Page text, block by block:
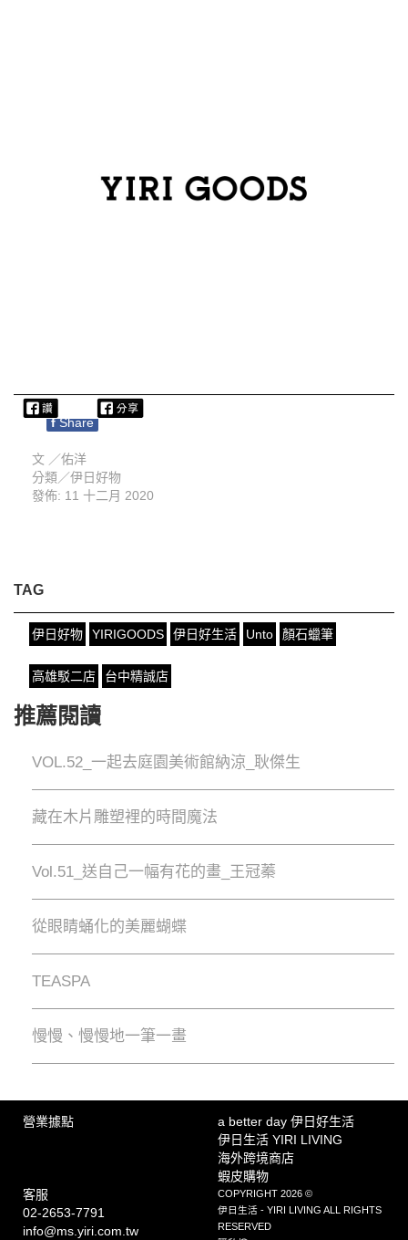
f Share
文 ／佑洋
分類／伊日好物
發佈: 11 十二月 2020
TAG
伊日好物 YIRIGOODS 伊日好生活 Unto 顏石蠟筆
高雄駁二店 台中精誠店
推薦閱讀
VOL.52_一起去庭園美術館納涼_耿傑生
藏在木片雕塑裡的時間魔法
Vol.51_送自己一幅有花的畫_王冠蓁
從眼睛蛹化的美麗蝴蝶
TEASPA
慢慢、慢慢地⼀筆⼀畫
營業據點
a better day 伊日好生活
伊日生活 YIRI LIVING
海外跨境商店
蝦皮購物
客服
02-2653-7791
info@ms.yiri.com.tw
COPYRIGHT 2026 ©
伊日生活 - YIRI LIVING ALL RIGHTS
RESERVED